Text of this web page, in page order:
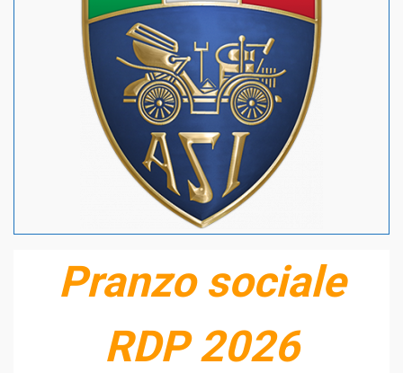
Pranzo sociale
RDP 2026